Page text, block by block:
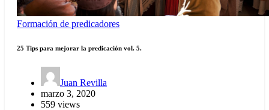
Formación de predicadores
25 Tips para mejorar la predicación vol. 5.
Juan Revilla
marzo 3, 2020
559 views